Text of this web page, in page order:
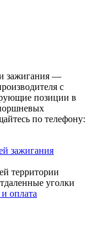
зажигания —
с
позиции в
по телефону:
зажигания
территории
уголки
и оплата